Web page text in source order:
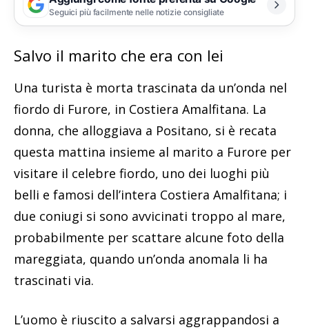
Seguici più facilmente nelle notizie consigliate
Salvo il marito che era con lei
Una turista è morta trascinata da un’onda nel
fiordo di Furore, in Costiera Amalfitana. La
donna, che alloggiava a Positano, si è recata
questa mattina insieme al marito a Furore per
visitare il celebre fiordo, uno dei luoghi più
belli e famosi dell’intera Costiera Amalfitana; i
due coniugi si sono avvicinati troppo al mare,
probabilmente per scattare alcune foto della
mareggiata, quando un’onda anomala li ha
trascinati via.
L’uomo è riuscito a salvarsi aggrappandosi a